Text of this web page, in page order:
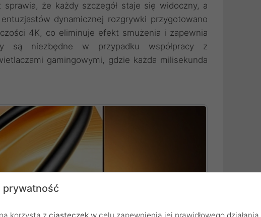
że każdy szczegół staje się widoczny, a
dynamicznej rozgrywki przygotowano
4K, co eliminuje efekt smużenia i zapewnia
są niezbędne w przypadku współpracy z
gamingowymi, gdzie każda milisekunda
prywatność